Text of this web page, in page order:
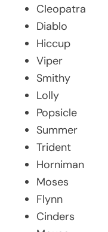
Cleopatra
Diablo
Hiccup
Viper
Smithy
Lolly
Popsicle
Summer
Trident
Horniman
Moses
Flynn
Cinders